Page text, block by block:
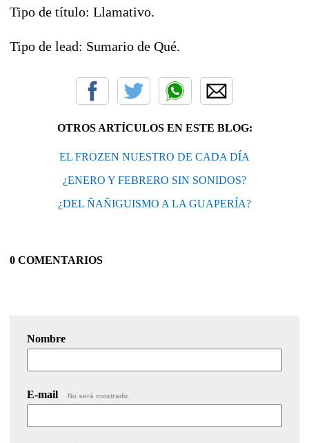
Tipo de título: Llamativo.
Tipo de lead: Sumario de Qué.
OTROS ARTÍCULOS EN ESTE BLOG:
EL FROZEN NUESTRO DE CADA DÍA
¿ENERO Y FEBRERO SIN SONIDOS?
¿DEL ÑAÑIGUISMO A LA GUAPERÍA?
0 COMENTARIOS
Nombre
E-mail No será mostrado.